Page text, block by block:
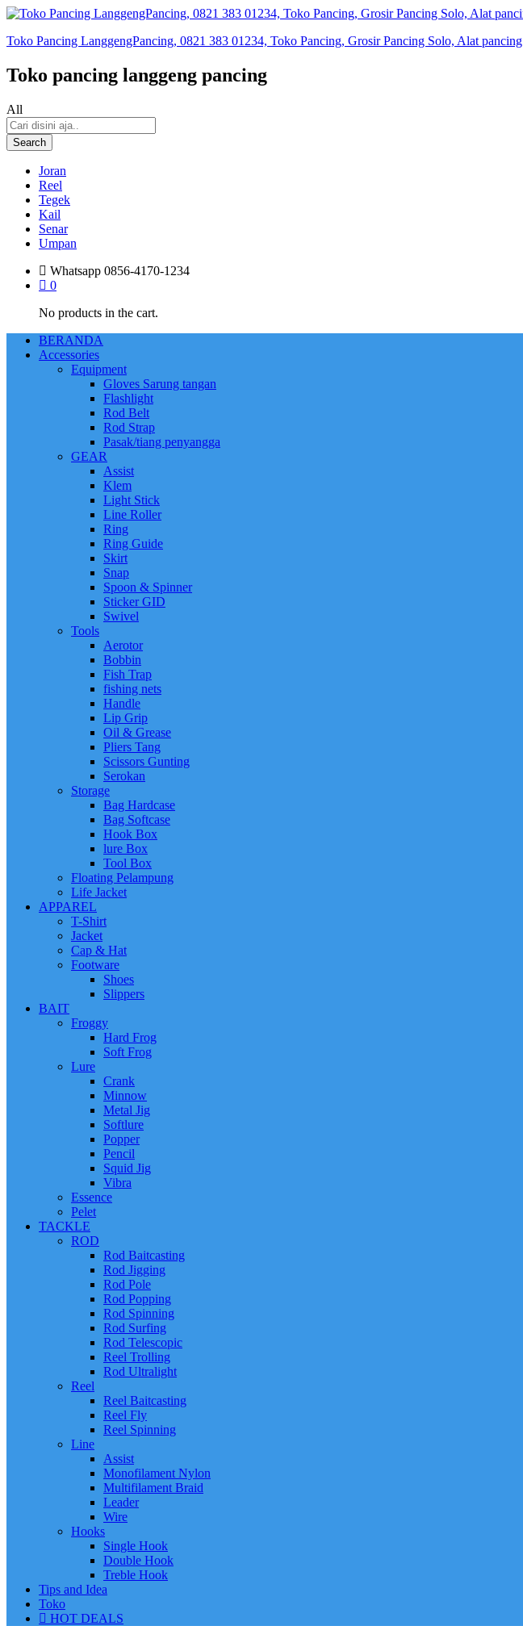
Toko Pancing LanggengPancing, 0821 383 01234, Toko Pancing, Grosir Pancing Solo, Alat pancing
Toko pancing langgeng pancing
All
Search
Joran
Reel
Tegek
Kail
Senar
Umpan
Whatsapp 0856-4170-1234
0
No products in the cart.
BERANDA
Accessories
Equipment
Gloves Sarung tangan
Flashlight
Rod Belt
Rod Strap
Pasak/tiang penyangga
GEAR
Assist
Klem
Light Stick
Line Roller
Ring
Ring Guide
Skirt
Snap
Spoon & Spinner
Sticker GID
Swivel
Tools
Aerotor
Bobbin
Fish Trap
fishing nets
Handle
Lip Grip
Oil & Grease
Pliers Tang
Scissors Gunting
Serokan
Storage
Bag Hardcase
Bag Softcase
Hook Box
lure Box
Tool Box
Floating Pelampung
Life Jacket
APPAREL
T-Shirt
Jacket
Cap & Hat
Footware
Shoes
Slippers
BAIT
Froggy
Hard Frog
Soft Frog
Lure
Crank
Minnow
Metal Jig
Softlure
Popper
Pencil
Squid Jig
Vibra
Essence
Pelet
TACKLE
ROD
Rod Baitcasting
Rod Jigging
Rod Pole
Rod Popping
Rod Spinning
Rod Surfing
Rod Telescopic
Reel Trolling
Rod Ultralight
Reel
Reel Baitcasting
Reel Fly
Reel Spinning
Line
Assist
Monofilament Nylon
Multifilament Braid
Leader
Wire
Hooks
Single Hook
Double Hook
Treble Hook
Tips and Idea
Toko
HOT DEALS